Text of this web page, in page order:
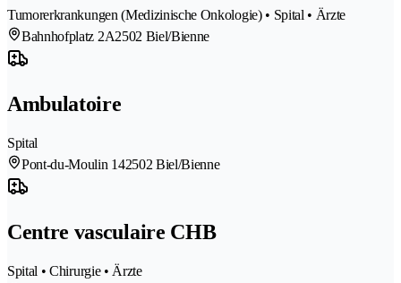
Tumorerkrankungen (Medizinische Onkologie) • Spital • Ärzte
Bahnhofplatz 2A2502 Biel/Bienne
Ambulatoire
Spital
Pont-du-Moulin 142502 Biel/Bienne
Centre vasculaire CHB
Spital • Chirurgie • Ärzte